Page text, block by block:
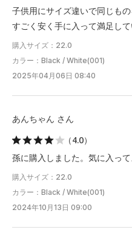
子供用にサイズ違いで同じもの
すごく安く手に入って満足して
購入サイズ：22.0
カラー：Black / White(001)
2025年04月06日 08:40
あんちゃん さん
（4.0）
孫に購入しました。気に入って
購入サイズ：22.0
カラー：Black / White(001)
2024年10月13日 09:00